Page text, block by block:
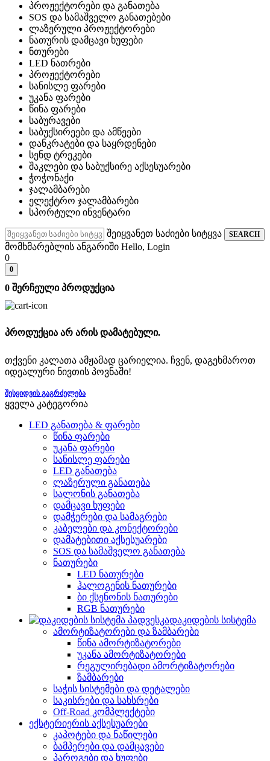
პროჟექტორები და განათება
SOS და სამაშველო განათებები
ლაზერული პროჟექტორები
ნათურის დამცავი ხუფები
ნთურები
LED ნათრები
პროჟექტორები
სანისლე ფარები
უკანა ფარები
წინა ფარები
საბურავები
საბუქსირეები და ამწეები
დანკრატები და საყრდენები
სენდ ტრეკები
შაკლები და საბუქსირე აქსესუარები
ჭოჭონაქი
ჯალამბარები
ელექტრო ჯალამბარები
სპორტული ინვენტარი
შეიყვანეთ საძიები სიტყვა SEARCH
მომხმარებლის ანგარიში Hello, Login
0
0
0 შერჩეული პროდუქცია
პროდუქცია არ არის დამატებული.
თქვენი კალათა ამჟამად ცარიელია. ჩვენ, დაგეხმაროთ
იდეალური ნივთის პოვნაში!
ᲨᲔᲡᲧᲘᲓᲕᲘᲡ ᲒᲐᲒᲠᲫᲔᲚᲔᲑᲐ
ყველა კატეგორია
LED განათება & ფარები
წინა ფარები
უკანა ფარები
სანისლე ფარები
LED განათება
ლაზერული განათება
სალონის განათება
დამცავი ხუფები
დამჭერები და სამაგრები
კაბელები და კონექტორები
დამატებითი აქსესუარები
SOS და სამაშველო განათება
ნათურები
LED ნათურები
ჰალოგენის ნათურები
ბი ქსენონის ნათურები
RGB ნათურები
დაკიდების სისტემა
ამორტიზატორები და ზამბარები
წინა ამორტიზატორები
უკანა ამორტიზატორები
რეგულირებადი ამორტიზატორები
ზამბარები
საჭის სისტემები და დეტალები
საკისრები და სახსრები
Off-Road კომპლექტები
ექსტერიერის აქსესუარები
კაპოტები და ნაწილები
ბამპერები და დამცავები
პაროგები და ხუფები